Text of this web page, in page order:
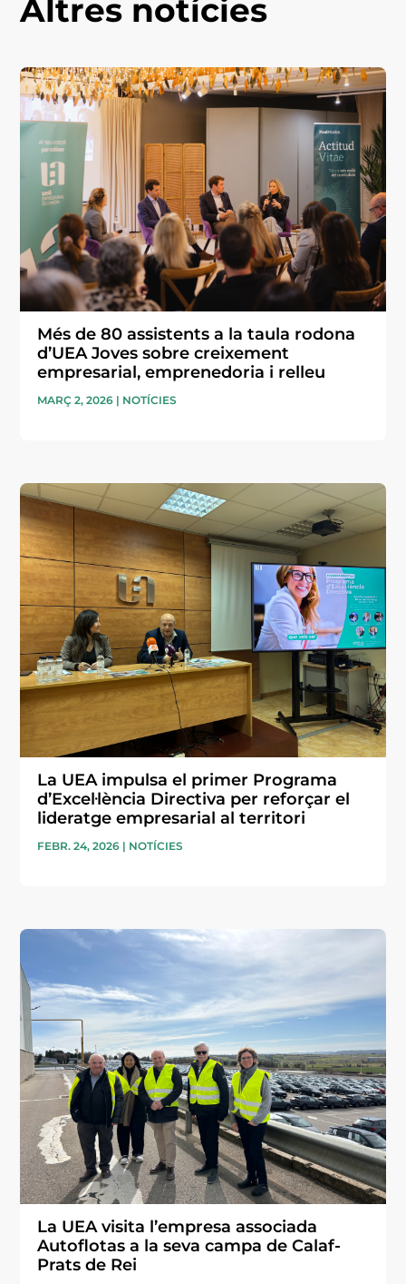
Altres notícies
Més de 80 assistents a la taula rodona
d’UEA Joves sobre creixement
empresarial, emprenedoria i relleu
MARÇ 2, 2026 | NOTÍCIES
La UEA impulsa el primer Programa
d’Excel·lència Directiva per reforçar el
lideratge empresarial al territori
FEBR. 24, 2026 | NOTÍCIES
La UEA visita l’empresa associada
Autoflotas a la seva campa de Calaf-
Prats de Rei